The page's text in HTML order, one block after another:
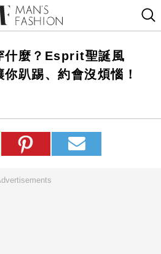
什麼？Esprit聖誕風
趴踢、約會沒煩惱！